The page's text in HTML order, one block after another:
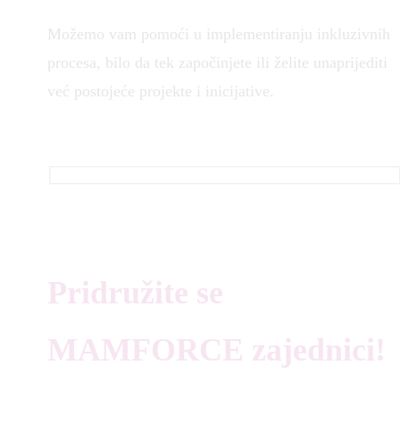
Možemo vam pomoći u implementiranju inkluzivnih
procesa, bilo da tek započinjete ili želite unaprijediti
već postojeće projekte i inicijative.
Pridružite se
MAMFORCE zajednici!